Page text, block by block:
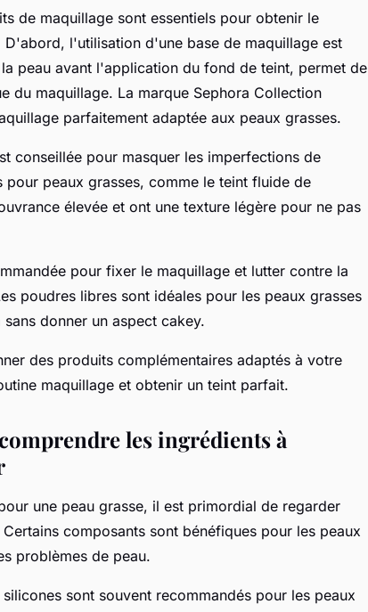
de maquillage sont essentiels pour obtenir le
D'abord, l'utilisation d'une base de maquillage est
peau avant l'application du fond de teint, permet de
du maquillage. La marque Sephora Collection
parfaitement adaptée aux peaux grasses.
conseillée pour masquer les imperfections de
pour peaux grasses, comme le teint fluide de
élevée et ont une texture légère pour ne pas
pour fixer le maquillage et lutter contre la
poudres libres sont idéales pour les peaux grasses
donner un aspect cakey.
des produits complémentaires adaptés à votre
maquillage et obtenir un teint parfait.
les ingrédients à
une peau grasse, il est primordial de regarder
composants sont bénéfiques pour les peaux
problèmes de peau.
silicones sont souvent recommandés pour les peaux